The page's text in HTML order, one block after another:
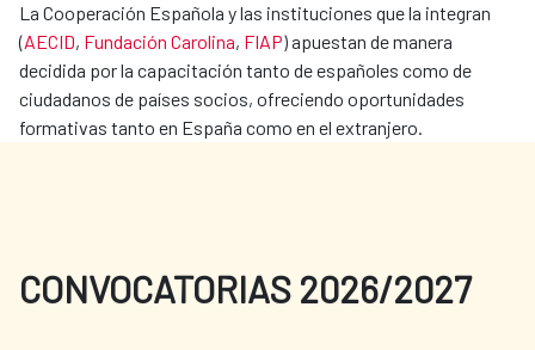
La Cooperación Española y las instituciones que la integran
(AECID, Fundación Carolina​, FIAP​) apuestan de manera
decidida por la capacitación tanto de españoles como de
ciudadanos de países socios, ofreciendo oportunidades
formativas tanto en España como en el extranjero.
CONVOCATORIAS 2026/2027